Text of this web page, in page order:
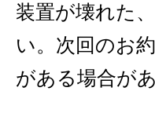
装置が壊れた
い。次回のお
がある場合が